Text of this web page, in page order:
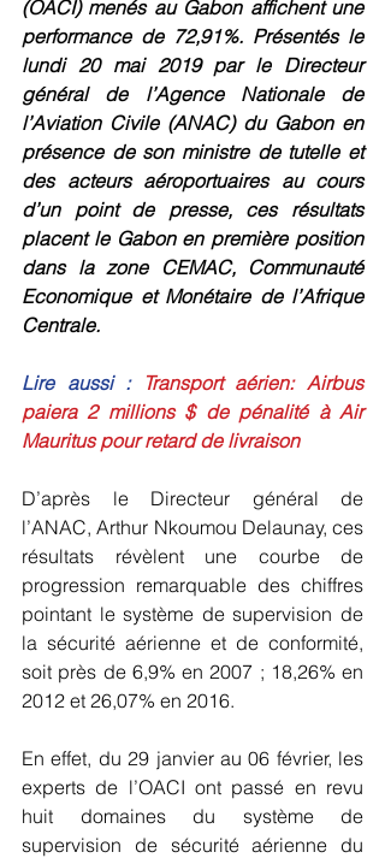
(OACI) menés au Gabon affichent une
performance de 72,91%. Présentés le
lundi 20 mai 2019 par le Directeur
général de l’Agence Nationale de
l’Aviation Civile (ANAC) du Gabon en
présence de son ministre de tutelle et
des acteurs aéroportuaires au cours
d’un point de presse, ces résultats
placent le Gabon en première position
dans la zone CEMAC, Communauté
Economique et Monétaire de l’Afrique
Centrale.
Lire aussi :
Transport aérien: Airbus
paiera 2 millions $ de pénalité à Air
Mauritus pour retard de livraison
D’après le Directeur général de
l’ANAC, Arthur Nkoumou Delaunay, ces
résultats révèlent une courbe de
progression remarquable des chiffres
pointant le système de supervision de
la sécurité aérienne et de conformité,
soit près de 6,9% en 2007 ; 18,26% en
2012 et 26,07% en 2016.
En effet, du 29 janvier au 06 février, les
experts de l’OACI ont passé en revu
huit domaines du système de
supervision de sécurité aérienne du